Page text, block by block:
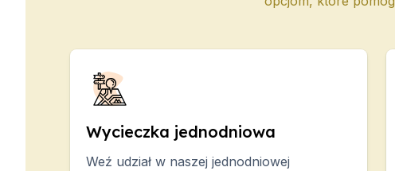
Wycieczka jednodniowa
Weź udział w naszej jednodniowej